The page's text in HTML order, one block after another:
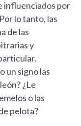
influenciados por
lo tanto, las
de las
y
un signo las
¿Le
o las
pelota?